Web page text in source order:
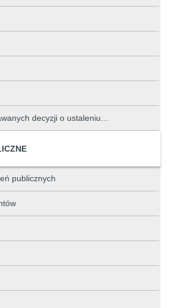
decyzji o ustaleniu...
publicznych